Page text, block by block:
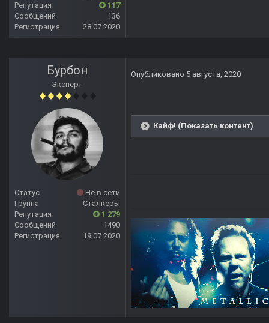
Репутация
117
Сообщений
136
Регистрация
28.07.2020
Бурбон
Эксперт
Статус
Не в сети
Группа
Сталкеры
Репутация
1 279
Сообщений
1490
Регистрация
19.07.2020
Опубликовано 5 августа, 2020
Кайф! (Показать контент)